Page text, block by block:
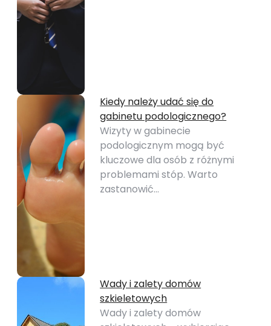
Kiedy należy udać się do
gabinetu podologicznego?
Wizyty w gabinecie
podologicznym mogą być
kluczowe dla osób z różnymi
problemami stóp. Warto
zastanowić…
Wady i zalety domów
szkieletowych
Wady i zalety domów